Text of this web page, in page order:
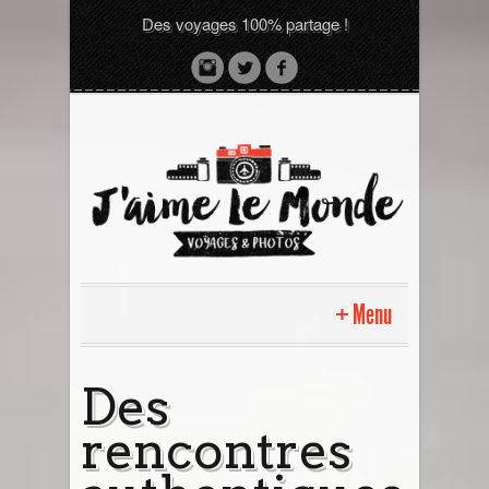
Des voyages 100% partage !
Menu
Accueil
Sri Lanka avec moi
Des
rencontres